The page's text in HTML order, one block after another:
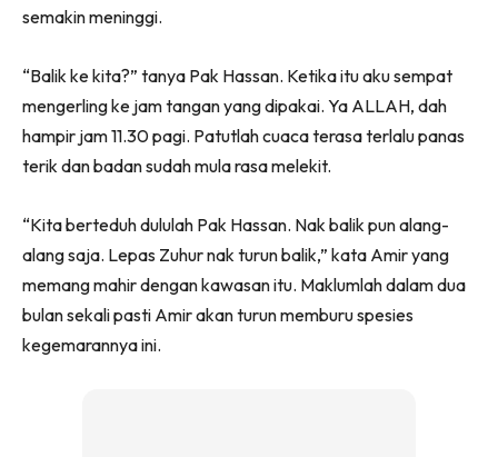
semakin meninggi.
“Balik ke kita?” tanya Pak Hassan. Ketika itu aku sempat
mengerling ke jam tangan yang dipakai. Ya ALLAH, dah
hampir jam 11.30 pagi. Patutlah cuaca terasa terlalu panas
terik dan badan sudah mula rasa melekit.
“Kita berteduh dululah Pak Hassan. Nak balik pun alang-
alang saja. Lepas Zuhur nak turun balik,” kata Amir yang
memang mahir dengan kawasan itu. Maklumlah dalam dua
bulan sekali pasti Amir akan turun memburu spesies
kegemarannya ini.